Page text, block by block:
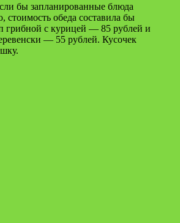
бы запланированные блюда
стоимость обеда составила бы
грибной с курицей — 85 рублей и
— 55 рублей. Кусочек